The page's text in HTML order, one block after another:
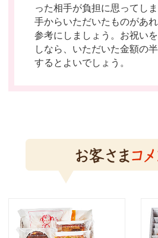
った相手が負担に思ってし
手からいただいたものがあ
参考にしましょう。お祝い
しなら、いただいた金額の
するとよいでしょう。